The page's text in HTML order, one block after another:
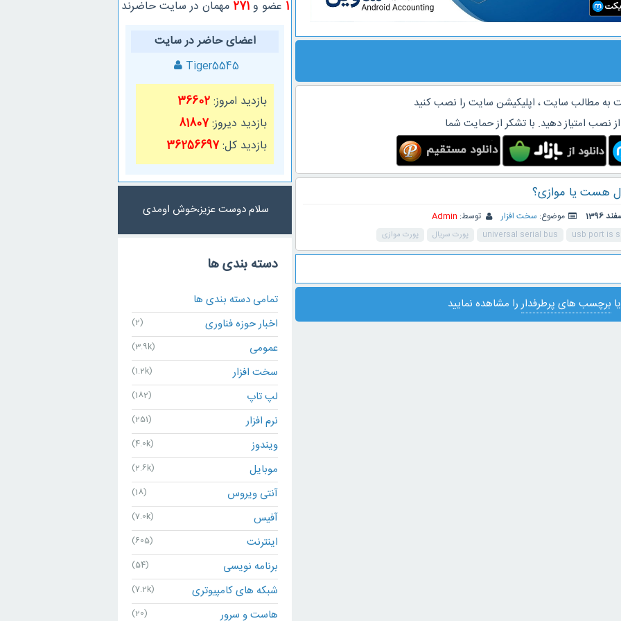
به مطالب سایت ، اپلیکیشن سایت را نصب کنید
نصب امتیاز دهید. با تشکر از حمایت شما
موضوع: سخت افزار توسط: Admin
usb port is
universal serial bus پورت سریال پورت موازی
یا برچسب های پرطرفداررا مشاهده نمایید
1 عضو و271 مهمان در سایت حاضرند
اعضای حاضر در سایت
Tiger5545
بازدید امروز:36602
بازدید دیروز:81807
بازدید کل:36256697
سلام دوست عزیز،خوش اومدی
دسته بندی ها
تمامی دسته بندی ها
اخبار حوزه فناوری
(2)
عمومی (3.9k)
سخت افزار (1.2k)
لپ تاپ (182)
نرم افزار (251)
ویندوز (4.0k)
موبایل (2.6k)
آنتی ویروس (18)
آفیس (7.0k)
اینترنت (605)
برنامه نویسی (54)
شبکه های کامپیوتری (7.2k)
هاست و سرور (20)